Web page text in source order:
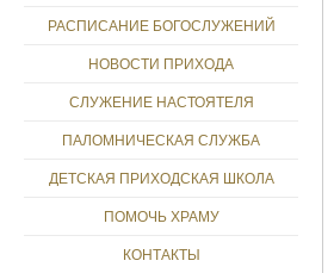
РАСПИСАНИЕ БОГОСЛУЖЕНИЙ
НОВОСТИ ПРИХОДА
СЛУЖЕНИЕ НАСТОЯТЕЛЯ
ПАЛОМНИЧЕСКАЯ СЛУЖБА
ДЕТСКАЯ ПРИХОДСКАЯ ШКОЛА
ПОМОЧЬ ХРАМУ
КОНТАКТЫ